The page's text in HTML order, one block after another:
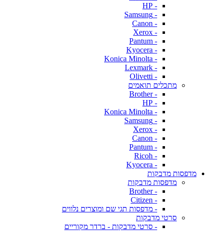
- HP
- Samsung
- Canon
- Xerox
- Pantum
- Kyocera
- Konica Minolta
- Lexmark
- Olivetti
מתכלים תואמים
- Brother
- HP
- Konica Minolta
- Samsung
- Xerox
- Canon
- Pantum
- Ricoh
- Kyocera
מדפסות מדבקות
מדפסות מדבקות
- Brother
- Citizen
- מדפסות תגי שם ומוצרים נלווים
סרטי מדבקות
- סרטי מדבקות - ברדר מקוריים